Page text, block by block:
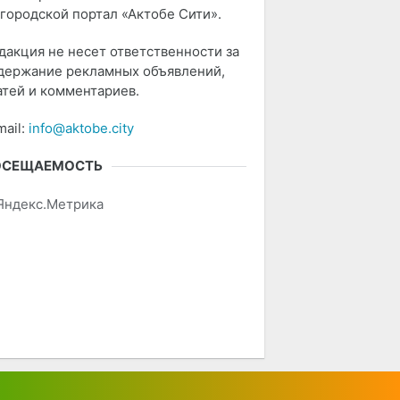
портал «Актобе Сити».
не несет ответственности за
рекламных объявлений,
и комментариев.
info@aktobe.city